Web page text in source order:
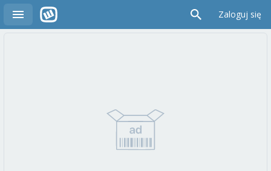
Zaloguj się